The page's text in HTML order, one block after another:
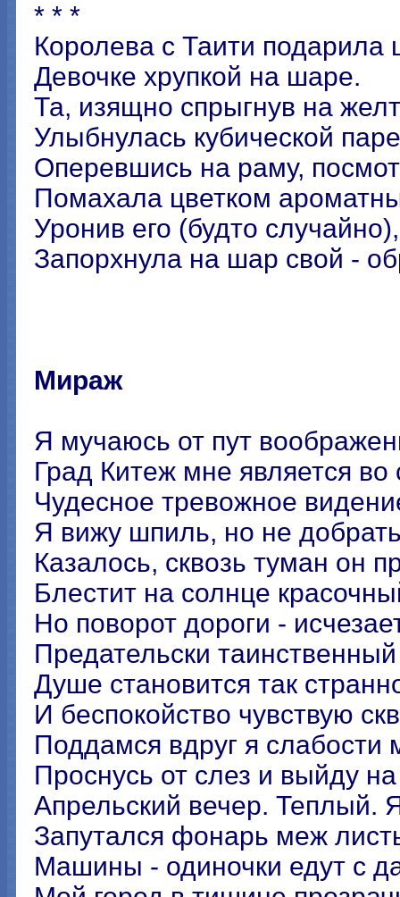
* * *
Королева с Таити подарила
Девочке хрупкой на шаре.
Та, изящно спрыгнув на
Улыбнулась кубической
Оперевшись на раму,
Помахала цветком
Уронив его (будто
Запорхнула на шар свой -
Мираж
Я мучаюсь от пyт
Град Китеж мне является во
Чудесное тревожное
Я вижу шпиль, но не
Казалось, сквозь туман он
Блестит на солнце
Но поворот дороги -
Предательски
Душе становится так
И беспокойство чувствую
Поддамся вдруг я слабости
Проснусь от слез и выйду
Апрельский вечер. Теплый.
Запутался фонарь меж
Машины - одиночки едут с